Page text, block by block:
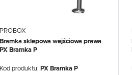
PROBOX
Bramka sklepowa wejściowa prawa
PX Bramka P
Kod produktu: PX Bramka P